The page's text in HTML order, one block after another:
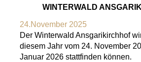
WINTERWALD
24.November 2025
Der Winterwald Ansgarikirchhof
diesem Jahr vom 24. November
Januar 2026 stattfinden können.